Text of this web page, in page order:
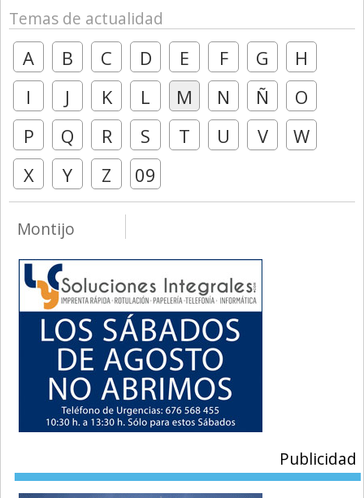
Temas de actualidad
A B C D E F G
H
I
J K L M N Ñ
O
P
Q R S T U V
W
X
Y Z 09
Montijo
Publicidad